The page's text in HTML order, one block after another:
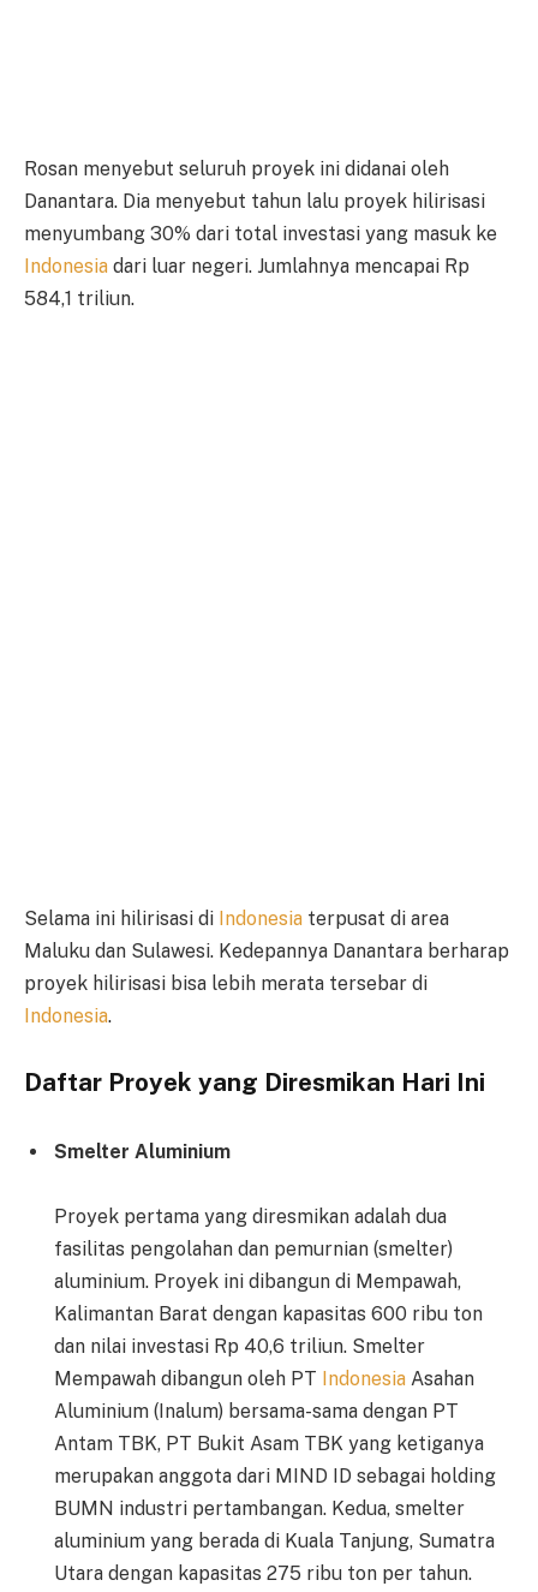
Rosan menyebut seluruh proyek ini didanai oleh
Danantara. Dia menyebut tahun lalu proyek hilirisasi
menyumbang 30% dari total investasi yang masuk ke
Indonesia dari luar negeri. Jumlahnya mencapai Rp
584,1 triliun.
Selama ini hilirisasi di Indonesia terpusat di area
Maluku dan Sulawesi. Kedepannya Danantara berharap
proyek hilirisasi bisa lebih merata tersebar di
Indonesia.
Daftar Proyek yang Diresmikan Hari Ini
Smelter Aluminium
Proyek pertama yang diresmikan adalah dua
fasilitas pengolahan dan pemurnian (smelter)
aluminium. Proyek ini dibangun di Mempawah,
Kalimantan Barat dengan kapasitas 600 ribu ton
dan nilai investasi Rp 40,6 triliun. Smelter
Mempawah dibangun oleh PT Indonesia Asahan
Aluminium (Inalum) bersama-sama dengan PT
Antam TBK, PT Bukit Asam TBK yang ketiganya
merupakan anggota dari MIND ID sebagai holding
BUMN industri pertambangan. Kedua, smelter
aluminium yang berada di Kuala Tanjung, Sumatra
Utara dengan kapasitas 275 ribu ton per tahun.